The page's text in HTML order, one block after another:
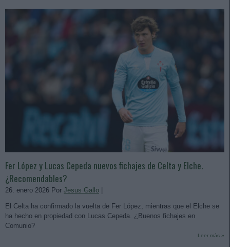
Fer López y Lucas Cepeda nuevos fichajes de Celta y Elche.
¿Recomendables?
26. enero 2026 Por Jesus Gallo
El Celta ha confirmado la vuelta de Fer López, mientras que el Elche se
ha hecho en propiedad con Lucas Cepeda. ¿Buenos fichajes en
Comunio?
Leer más »